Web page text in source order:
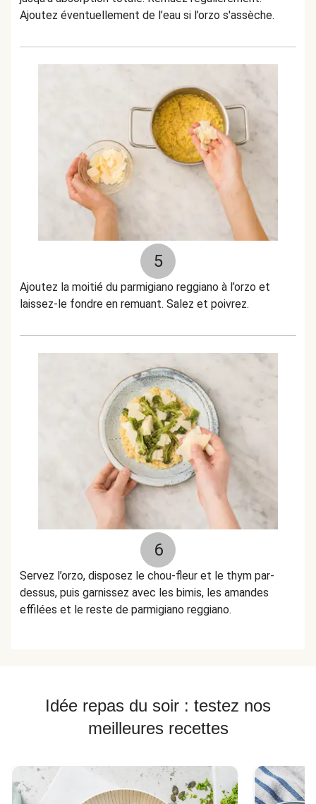
Ajoutez éventuellement de l’eau si l’orzo s'assèche.
5
Ajoutez la moitié du parmigiano reggiano à l’orzo et
laissez-le fondre en remuant. Salez et poivrez.
6
Servez l’orzo, disposez le chou-fleur et le thym par-
dessus, puis garnissez avec les bimis, les amandes
effilées et le reste de parmigiano reggiano.
Idée repas du soir : testez nos
meilleures recettes